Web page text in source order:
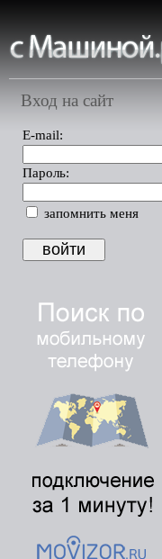
Вход на сайт
E-mail:
Пароль:
запомнить меня